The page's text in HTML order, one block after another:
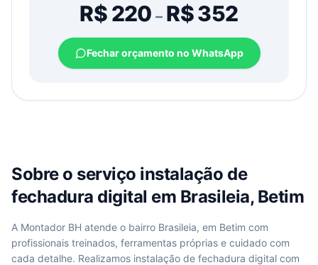
R$220 –R$352
Fechar orçamento no WhatsApp
Sobre o serviço instalação de
fechadura digital em Brasileia, Betim
A Montador BH atende o bairro Brasileia, em Betim com
profissionais treinados, ferramentas próprias e cuidado com
cada detalhe. Realizamos instalação de fechadura digital com